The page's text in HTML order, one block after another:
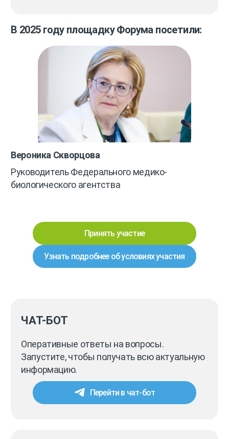
В 2025 году площадку Форума посетили:
Вероника Скворцова
Руководитель Федерального медико-
биологического агентства
Принять участие
Узнать подробнее об условиях участия
ЧАТ-БОТ
Оперативные ответы на вопросы.
Запустите, чтобы получать всю актуальную
информацию.
Перейти в чат-бот